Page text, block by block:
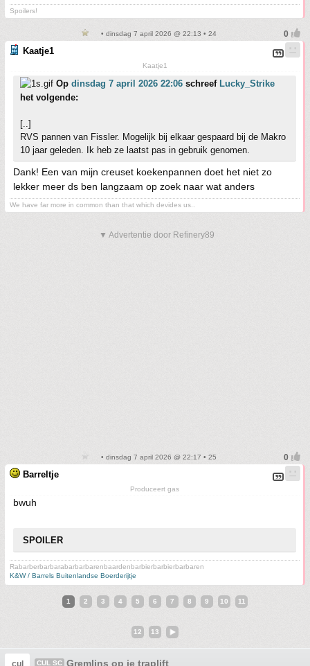
Spoilers!
• dinsdag 7 april 2026 @ 22:13 • 24
Kaatje1
Kaatje1
Op dinsdag 7 april 2026 22:06 schreef Lucky_Strike
het volgende:
[..]
RVS pannen van Fissler. Mogelijk bij elkaar gespaard bij de Makro
10 jaar geleden. Ik heb ze laatst pas in gebruik genomen.
Dank! Een van mijn creuset koekenpannen doet het niet zo
lekker meer ds ben langzaam op zoek naar wat anders
We have far more in common than that which devides us..
▼ Advertentie door Refinery89
• dinsdag 7 april 2026 @ 22:17 • 25
Barreltje
Produceert gas
bwuh
SPOILER
Rabarberbarbarabarbarbarenbaardenbarbierbarbierbarbaren
K&W / Barrels Buitenlandse Boerderijtje
1 2 3 4 5 6 7 8 9 10 11
12 13
cul CUL SC Gremlins op je traplift